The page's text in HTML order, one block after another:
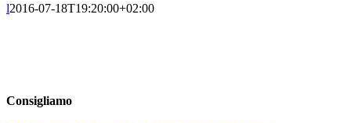
l2016-07-18T19:20:00+02:00
Consigliamo